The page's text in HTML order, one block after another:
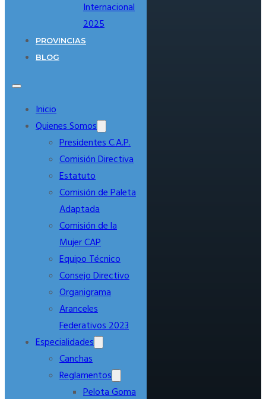
Internacional
2025
PROVINCIAS
BLOG
Inicio
Quienes Somos
Presidentes C.A.P.
Comisión Directiva
Estatuto
Comisión de Paleta
Adaptada
Comisión de la
Mujer CAP
Equipo Técnico
Consejo Directivo
Organigrama
Aranceles
Federativos 2023
Especialidades
Canchas
Reglamentos
Pelota Goma